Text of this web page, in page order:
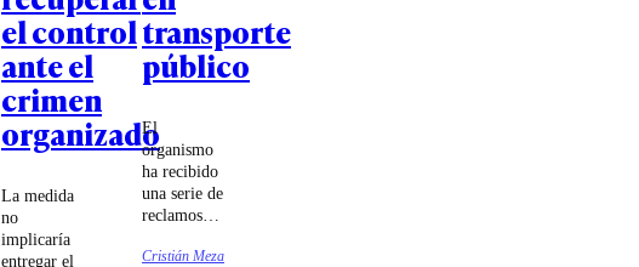
el control
ante el
crimen
organizado
La medida
no
implicaría
entregar el
transporte
público
El
organismo
ha recibido
una serie de
reclamos
usuarios de
Cristián Meza